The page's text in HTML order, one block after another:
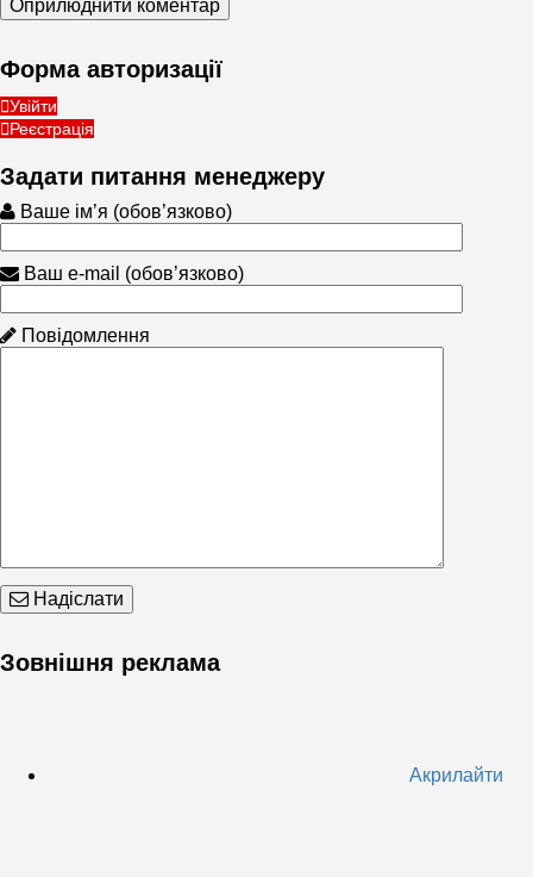
Форма авторизації
Увійти
Реєстрація
Задати питання менеджеру
Ваше ім’я (обов’язково)
Ваш e-mail (обов’язково)
Повідомлення
Надіслати
Зовнішня реклама
Акрилайти